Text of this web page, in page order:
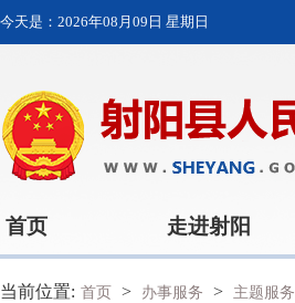
今天是： 2026年08月09日 星期日
首页 走进射阳
当前位置: 首页 > 办事服务 > 主题服务